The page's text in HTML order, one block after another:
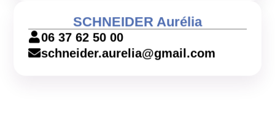
SCHNEIDER Aurélia
06 37 62 50 00
schneider.aurelia@gmail.com